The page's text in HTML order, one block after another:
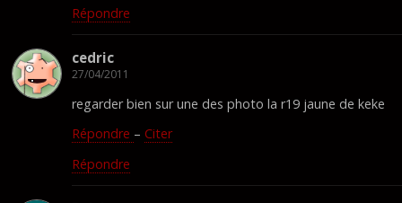
Répondre
cedric
27/04/2011
regarder bien sur une des photo la r19 jaune de keke
Répondre – Citer
Répondre